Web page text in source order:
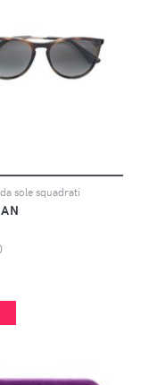
sole squadrati